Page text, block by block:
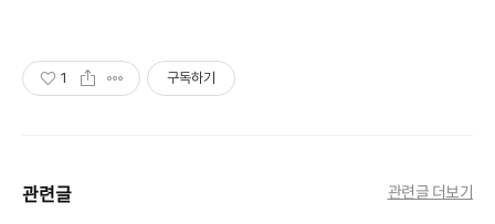
1 구독하기
관련글 관련글 더보기